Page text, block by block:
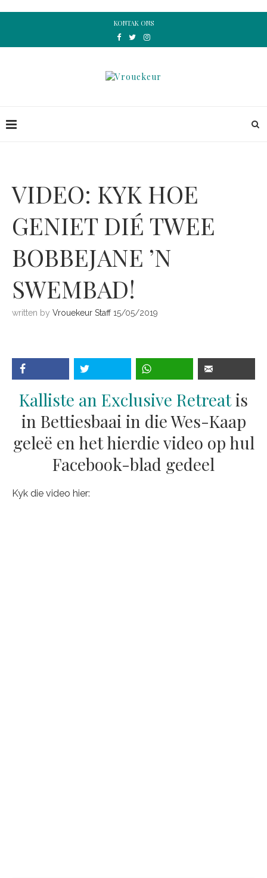
KONTAK ONS
VIDEO: KYK HOE
GENIET DIÉ TWEE
BOBBEJANE ’N
SWEMBAD!
written by Vrouekeur Staff 15/05/2019
Kalliste an Exclusive Retreatis
in Bettiesbaai in die Wes-Kaap
geleë en het hierdie video op hul
Facebook-blad gedeel
Kyk die video hier: